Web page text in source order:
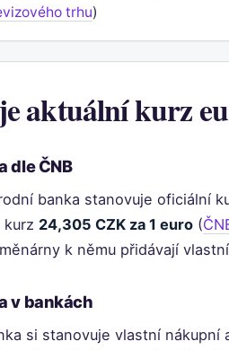
trhu)
aktuální kurz
dle ČNB
banka stanovuje oficiální
kurz 24,305 CZK za 1 euro (
k němu přidávají
v bankách
si stanovuje vlastní